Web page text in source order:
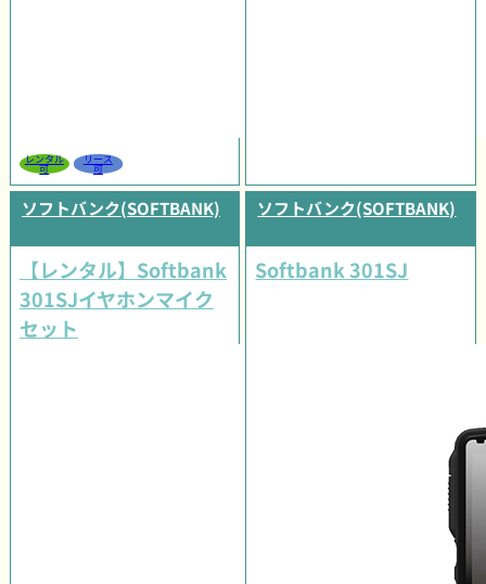
レンタル
可
リース
可
ソフトバンク(SOFTBANK)
【レンタル】Softbank
301SJイヤホンマイク
セット
ソフトバンク(SOFTBANK)
Softbank 301SJ